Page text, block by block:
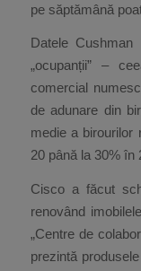
pe săptămână
Datele
„ocupanții” –
comercial
de adunare din
medie a birourilor
20 până la 30% în
Cisco a făcut
renovând
„Centre de
prezintă